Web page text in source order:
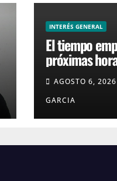
INTERÉS GENERAL
El tiempo
próximas
y vientos
afectarán la
Uruguay
AGOSTO 6, 2026
GARCIA